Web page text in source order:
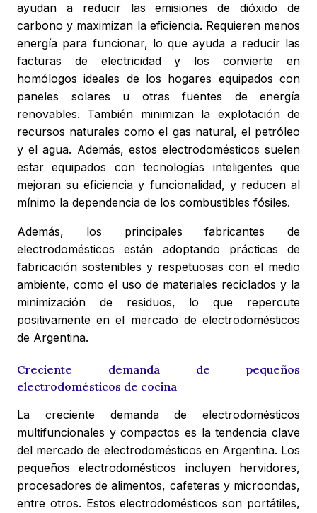
ayudan a reducir las emisiones de dióxido de
carbono y maximizan la eficiencia. Requieren menos
energía para funcionar, lo que ayuda a reducir las
facturas de electricidad y los convierte en
homólogos ideales de los hogares equipados con
paneles solares u otras fuentes de energía
renovables. También minimizan la explotación de
recursos naturales como el gas natural, el petróleo
y el agua. Además, estos electrodomésticos suelen
estar equipados con tecnologías inteligentes que
mejoran su eficiencia y funcionalidad, y reducen al
mínimo la dependencia de los combustibles fósiles.
Además, los principales fabricantes de
electrodomésticos están adoptando prácticas de
fabricación sostenibles y respetuosas con el medio
ambiente, como el uso de materiales reciclados y la
minimización de residuos, lo que repercute
positivamente en el mercado de electrodomésticos
de Argentina.
Creciente demanda de pequeños
electrodomésticos de cocina
La creciente demanda de electrodomésticos
multifuncionales y compactos es la tendencia clave
del mercado de electrodomésticos en Argentina. Los
pequeños electrodomésticos incluyen hervidores,
procesadores de alimentos, cafeteras y microondas,
entre otros. Estos electrodomésticos son portátiles,